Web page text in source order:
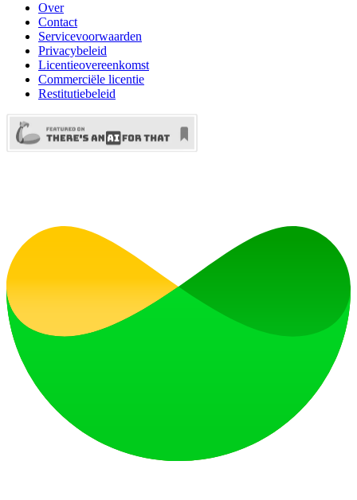
Over
Contact
Servicevoorwaarden
Privacybeleid
Licentieovereenkomst
Commerciële licentie
Restitutiebeleid